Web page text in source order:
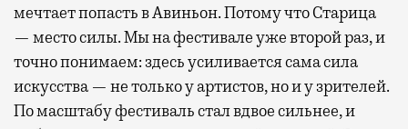
мечтает попасть в Авиньон. Потому что Старица
— место силы. Мы на фестивале уже второй раз, и
точно понимаем: здесь усиливается сама сила
искусства — не только у артистов, но и у зрителей.
По масштабу фестиваль стал вдвое сильнее, и